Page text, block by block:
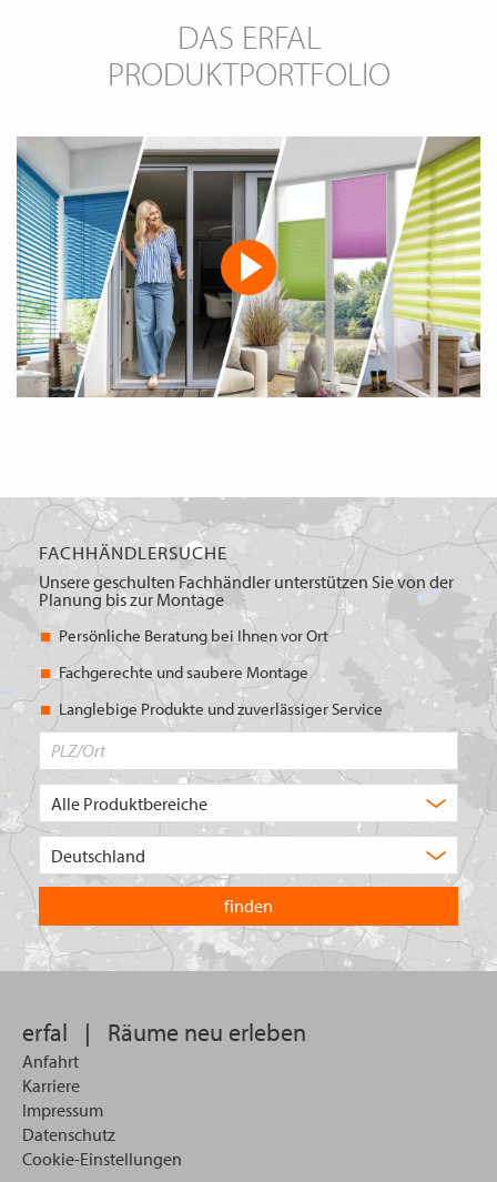
DAS ERFAL
PRODUKTPORTFOLIO
FACHHÄNDLERSUCHE
Unsere geschulten Fachhändler unterstützen Sie von der
Planung bis zur Montage
Persönliche Beratung bei Ihnen vor Ort
Fachgerechte und saubere Montage
Langlebige Produkte und zuverlässiger Service
in
welchem
Land
Sie
suchen
erfal | Räume neu erleben
Anfahrt
Karriere
Impressum
Datenschutz
Cookie-Einstellungen